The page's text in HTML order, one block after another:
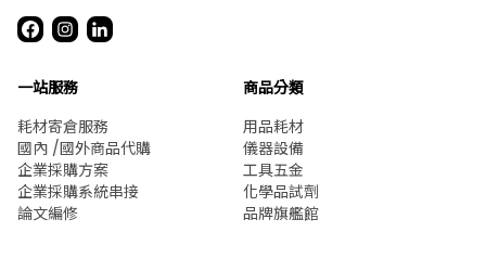
一站服務
耗材寄倉服務
國內 /國外商品代購
企業採購方案
企業採購系統串接
論文編修
商品分類
用品耗材
儀器設備
工具五金
化學品試劑
品牌旗艦館